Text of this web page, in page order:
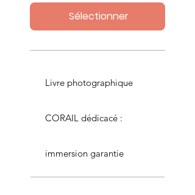
Sélectionner
Livre photographique
CORAIL dédicacé :
immersion garantie